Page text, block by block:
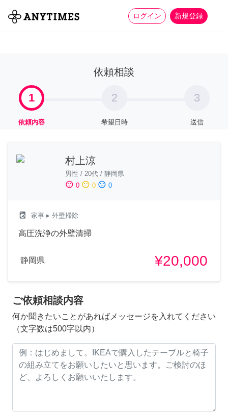
ログイン 新規登録
全て 家事 more_horiz
依頼相談
1
依頼内容
2
希望日時
3
送信
村上涼
男性 / 20代 / 静岡県
sentiment_satisfied 0 sentiment_neutral 0 sentiment_dissatisfied 0
local_laundry_service 家事 ▸ 外壁掃除
高圧洗浄の外壁清掃
静岡県 ¥20,000
ご依頼相談内容
何か聞きたいことがあればメッセージを入れてください
（文字数は500字以内）